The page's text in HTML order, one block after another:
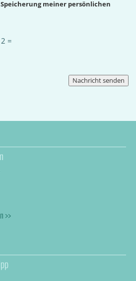
meiner persönlichen
=
>>